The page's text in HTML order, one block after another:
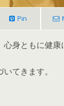
Pin
身ともに健康
てきます。